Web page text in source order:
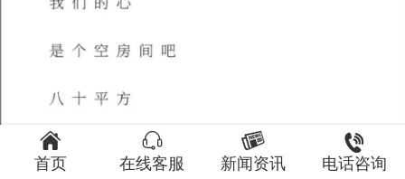

首页

在线客服

新闻资讯

电话咨询